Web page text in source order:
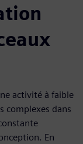
activité à faible
complexes dans
En